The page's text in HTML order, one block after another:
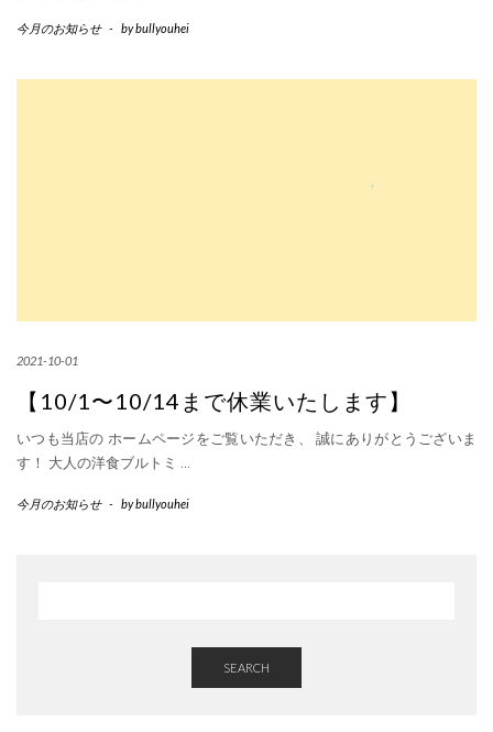
今月のお知らせ - bybullyouhei
2021-10-01
【10/1〜10/14まで休業いたします】
いつも当店の ホームページをご覧いただき、 誠にありがとうございま
す！ 大人の洋食ブルトミ …
今月のお知らせ - bybullyouhei
SEARCH